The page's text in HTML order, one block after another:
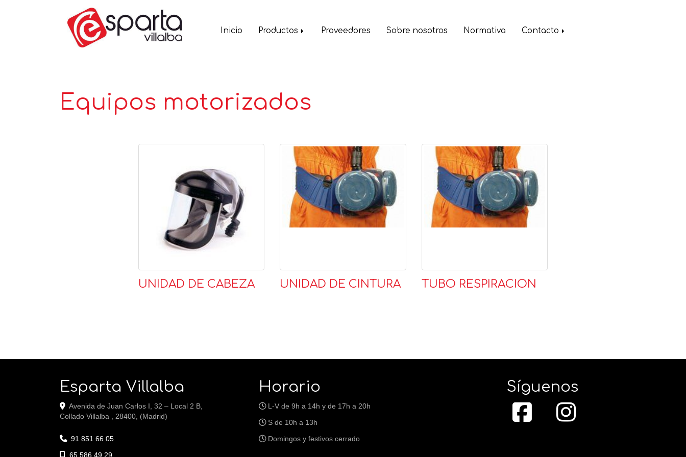
Inicio Productos Proveedores Sobre nosotros Normativa Contacto
Equipos motorizados
UNIDAD DE CABEZA UNIDAD DE CINTURA TUBO RESPIRACION
Esparta Villalba
Avenida de Juan Carlos I, 32 – Local 2 B,
Collado Villalba
28400 (Madrid)
91 851 66 05
65 586 49 29
Horario
L-V de 9h a 14h y de 17h a 20h
S de 10h a 13h
Domingos y festivos cerrado
Síguenos